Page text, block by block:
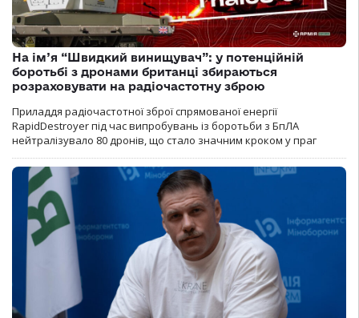
На ім’я “Швидкий винищувач”: у потенційній
боротьбі з дронами британці збираються
розраховувати на радіочастотну зброю
Приладдя радіочастотної зброї спрямованої енергії
RapidDestroyer під час випробувань із боротьби з БпЛА
нейтралізувало 80 дронів, що стало значним кроком у праг